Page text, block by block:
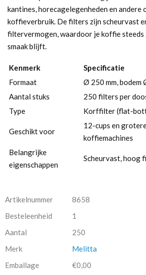
kantines, horecagelegenheden en andere
koffieverbruik. De filters zijn scheurvast
filtervermogen, waardoor je koffie steeds
smaak blijft.
Kenmerk
Specificatie
Formaat
Ø 250 mm, bodem
Aantal stuks
250 filters per
Type
Korffilter (flat-
Geschikt voor
12-cups en
koffiemachines
Belangrijke
eigenschappen
Scheurvast, hoog
Artikelnummer
8658
Besteleenheid
1
Aantal
250
Merk
Melitta
Emballage
€0,00